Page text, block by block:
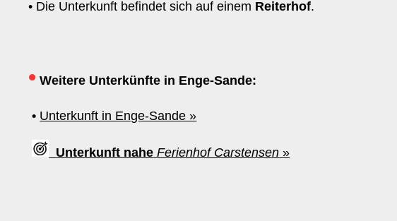
• Die Unterkunft befindet sich auf einem Reiterhof.
• Weitere Unterkünfte in Enge-Sande:
• Unterkunft in Enge-Sande »
Unterkunft nahe Ferienhof Carstensen »